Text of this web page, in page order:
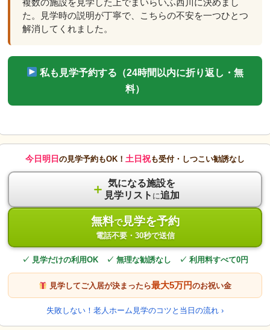
た。見学時の説明が丁寧で、こちらの不安を一つひとつ
解消してくれました。
私も見学予約する（24時間以内に折り返し・無
料）
今日明日 の見学予約もOK！ 土日祝も受付・しつこい勧誘なし
＋ 気になる施設を
見学リスト に追加
無料で見学を予約
電話不要・30秒で送信
✓ 見学だけの利用OK ✓ 無理な勧誘なし ✓ 利用料すべて0円
見学してご入居が決まったら最大5万円のお祝い金
失敗しない！老人ホーム見学のコツと当日の流れ ›